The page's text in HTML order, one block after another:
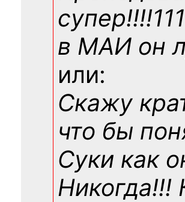
в МАИ он
или:
Скажу
что бы
Суки как
Никогда!!!